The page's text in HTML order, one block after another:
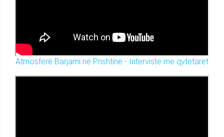
Atmosferë Barjami në Prishtinë - Intervistë me qytetarët